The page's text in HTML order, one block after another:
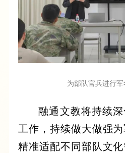
为部队官兵进行军
融通文教将持续
工作，持续做大做强为
精准适配不同部队文